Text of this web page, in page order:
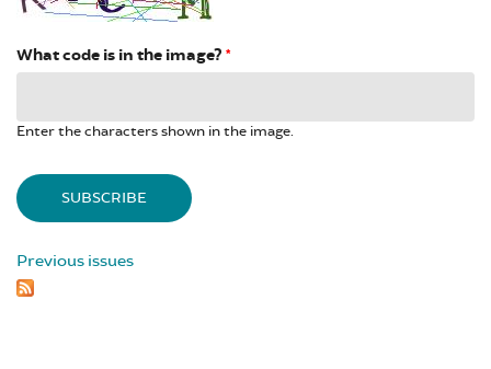
What code is in the image? *
Enter the characters shown in the image.
Previous issues